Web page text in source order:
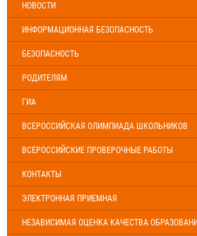
НОВОСТИ
ИНФОРМАЦИОННАЯ БЕЗОПАСНОСТЬ
БЕЗОПАСНОСТЬ
РОДИТЕЛЯМ
ГИА
ВСЕРОССИЙСКАЯ ОЛИМПИАДА ШКОЛЬНИКОВ
ВСЕРОССИЙСКИЕ ПРОВЕРОЧНЫЕ РАБОТЫ
КОНТАКТЫ
ЭЛЕКТРОННАЯ ПРИЕМНАЯ
НЕЗАВИСИМАЯ ОЦЕНКА КАЧЕСТВА